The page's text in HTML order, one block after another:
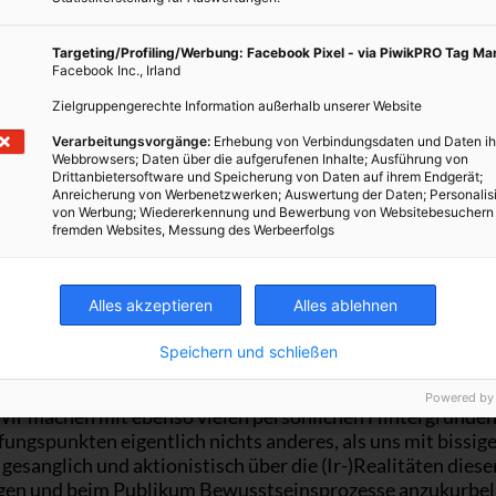
Oliver Hangl und sein
eigenes Album
wie kommst du auf deine ungewöhnlichen Ideen?
Mich interessiert das Unperfekte. Der Dreck, der
und das Vernachlässigte. Dort finde ich nämlich
unkontrollierbare Rahmenbedingungen vor. Im Museum
ist alles kontrolliert, alle wissen was passiert. Spannend
sondern einen, der sich aktiv mit seinen Körpern in die
machen mit ebenso vielen persönlichen
eigentlich nichts anderes, als uns mit
gesanglich und aktionistisch über die (Ir-)Realitäten
und beim Publikum Bewusstseinsprozesse
Targeting/Profiling/Werbung: Facebook Pixel - via PiwikPRO Tag
Facebook Inc., Irland
Zielgruppengerechte Information außerhalb unserer Website
Verarbeitungsvorgänge: Erhebung von Verbindungsdaten und Daten
Webbrowsers; Daten über die aufgerufenen Inhalte; Ausführung von
Drittanbietersoftware und Speicherung von Daten auf ihrem Endgerät;
Anreicherung von Werbenetzwerken; Auswertung der Daten;
von Werbung; Wiedererkennung und Bewerbung von
fremden Websites, Messung des Werbeerfolgs
Alles akzeptieren Alles ablehnen
Speichern und schließen
Powered by